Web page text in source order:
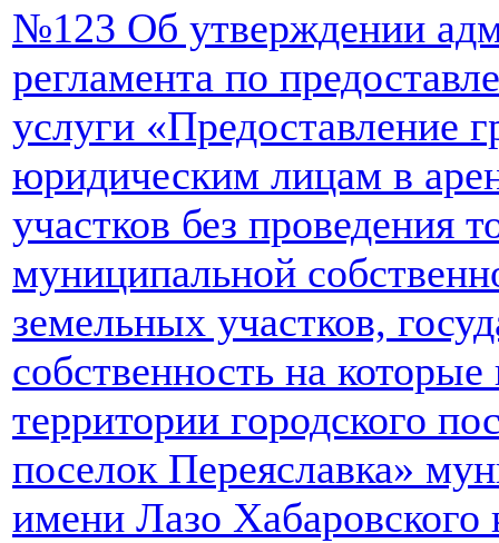
№123 Об утверждении
регламента по
услуги «Предоставление
юридическим лицам в
участков без проведения
муниципальной
земельных участков,
собственность на
территории городского
поселок Переяславка»
имени Лазо Хабаровского